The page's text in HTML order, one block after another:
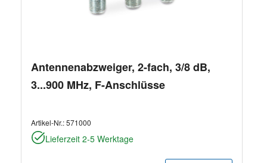
Antennenabzweiger, 2-fach, 3/8 dB,
3...900 MHz, F-Anschlüsse
Artikel-Nr.:571000
Lieferzeit 2-5 Werktage